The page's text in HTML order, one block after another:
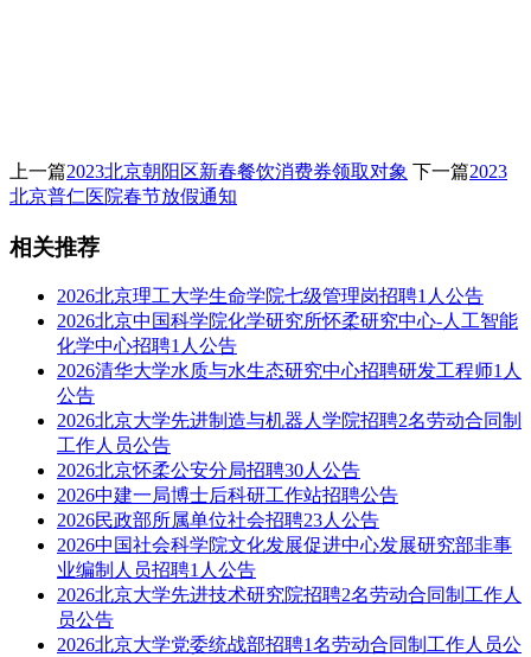
上一篇2023北京朝阳区新春餐饮消费券领取对象 下一篇2023
北京普仁医院春节放假通知
相关推荐
2026北京理工大学生命学院七级管理岗招聘1人公告
2026北京中国科学院化学研究所怀柔研究中心-人工智能
化学中心招聘1人公告
2026清华大学水质与水生态研究中心招聘研发工程师1人
公告
2026北京大学先进制造与机器人学院招聘2名劳动合同制
工作人员公告
2026北京怀柔公安分局招聘30人公告
2026中建一局博士后科研工作站招聘公告
2026民政部所属单位社会招聘23人公告
2026中国社会科学院文化发展促进中心发展研究部非事
业编制人员招聘1人公告
2026北京大学先进技术研究院招聘2名劳动合同制工作人
员公告
2026北京大学党委统战部招聘1名劳动合同制工作人员公